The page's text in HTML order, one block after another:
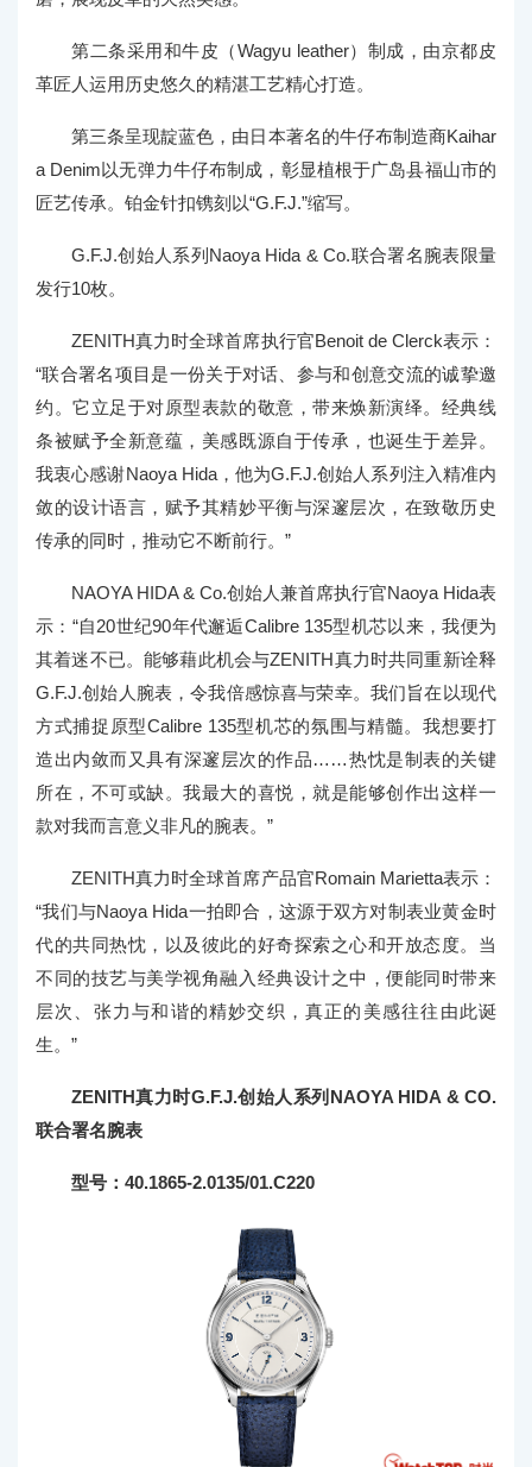
第二条采用和牛皮（Wagyu leather）制成，由京都皮
革匠人运用历史悠久的精湛工艺精心打造。
第三条呈现靛蓝色，由日本著名的牛仔布制造商Kaihar
a Denim以无弹力牛仔布制成，彰显植根于广岛县福山市的
匠艺传承。铂金针扣镌刻以“G.F.J.”缩写。
G.F.J.创始人系列Naoya Hida & Co.联合署名腕表限量
发行10枚。
ZENITH真力时全球首席执行官Benoit de Clerck表示：
“联合署名项目是一份关于对话、参与和创意交流的诚挚邀
约。它立足于对原型表款的敬意，带来焕新演绎。经典线
条被赋予全新意蕴，美感既源自于传承，也诞生于差异。
我衷心感谢Naoya Hida，他为G.F.J.创始人系列注入精准内
敛的设计语言，赋予其精妙平衡与深邃层次，在致敬历史
传承的同时，推动它不断前行。”
NAOYA HIDA & Co.创始人兼首席执行官Naoya Hida表
示：“自20世纪90年代邂逅Calibre 135型机芯以来，我便为
其着迷不已。能够藉此机会与ZENITH真力时共同重新诠释
G.F.J.创始人腕表，令我倍感惊喜与荣幸。我们旨在以现代
方式捕捉原型Calibre 135型机芯的氛围与精髓。我想要打
造出内敛而又具有深邃层次的作品……热忱是制表的关键
所在，不可或缺。我最大的喜悦，就是能够创作出这样一
款对我而言意义非凡的腕表。”
ZENITH真力时全球首席产品官Romain Marietta表示：
“我们与Naoya Hida一拍即合，这源于双方对制表业黄金时
代的共同热忱，以及彼此的好奇探索之心和开放态度。当
不同的技艺与美学视角融入经典设计之中，便能同时带来
层次、张力与和谐的精妙交织，真正的美感往往由此诞
生。”
ZENITH真力时G.F.J.创始人系列NAOYA HIDA & CO.
联合署名腕表
型号：40.1865-2.0135/01.C220